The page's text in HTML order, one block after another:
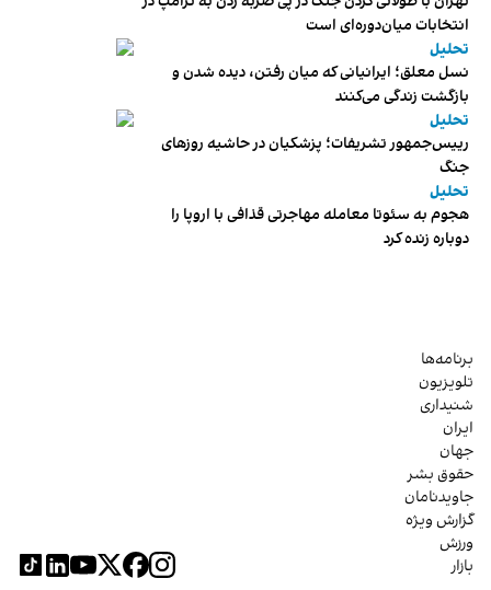
انتخابات میان‌دوره‌ای است
تحلیل
نسل معلق؛ ایرانیانی که میان رفتن، دیده شدن و
بازگشت زندگی می‌کنند
تحلیل
رییس‌جمهور تشریفات؛ پزشکیان در حاشیه روزهای
جنگ
تحلیل
هجوم به سئوتا معامله مهاجرتی قذافی با اروپا را
دوباره زنده کرد
برنامه‌ها
تلویزیون
شنیداری
ایران
جهان
حقوق بشر
جاویدنامان
گزارش ویژه
ورزش
بازار